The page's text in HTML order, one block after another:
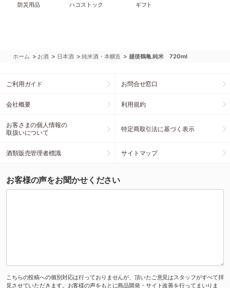
防災用品 ハコストック ギフト
ホーム > お酒 > 日本酒 >純米酒・本醸造 >越後鶴亀 純米 720ml
ご利用ガイド お問合せ窓口
会社概要 利用規約
お客さまの個人情報の
取扱いについて
特定商取引法に基づく表示
酒類販売管理者標識 サイトマップ
お客様の声をお聞かせください
こちらの投稿への個別対応は行っておりませんが、頂いたご意見はスタッフがすべて拝
見させていただきます。お客様の声をもとに商品開発・サイト改善を行ってまいりま